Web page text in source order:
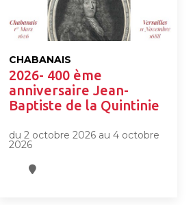
CHABANAIS
2026- 400 ème
anniversaire Jean-
Baptiste de la Quintinie
du 2 octobre 2026 au 4 octobre
2026